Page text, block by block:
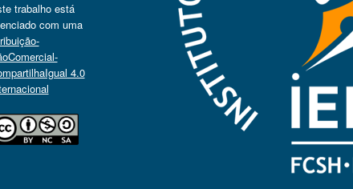
trabalho está
com uma
4.0